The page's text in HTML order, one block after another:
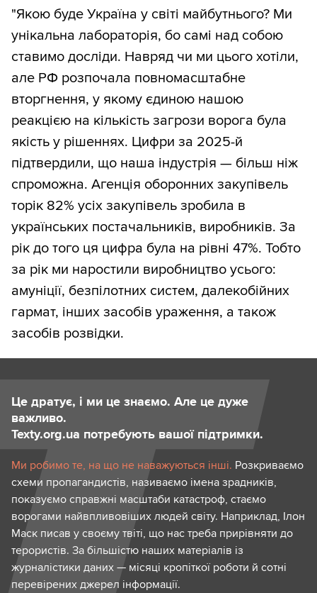
"Якою буде Україна у світі майбутнього? Ми
унікальна лабораторія, бо самі над собою
ставимо досліди. Навряд чи ми цього хотіли,
але РФ розпочала повномасштабне
вторгнення, у якому єдиною нашою
реакцією на кількість загрози ворога була
якість у рішеннях. Цифри за 2025-й
підтвердили, що наша індустрія — більш ніж
спроможна. Агенція оборонних закупівель
торік 82% усіх закупівель зробила в
українських постачальників, виробників. За
рік до того ця цифра була на рівні 47%. Тобто
за рік ми наростили виробництво усього:
амуніції, безпілотних систем, далекобійних
гармат, інших засобів ураження, а також
засобів розвідки.
Це дратує, і ми це знаємо. Але це дуже
важливо.
Texty.org.ua потребують вашої підтримки.
Ми робимо те, на що не наважуються інші. Розкриваємо
схеми пропагандистів, називаємо імена зрадників,
показуємо справжні масштаби катастроф, стаємо
ворогами найвпливовіших людей світу. Наприклад, Ілон
Маск писав у своєму твіті, що нас треба прирівняти до
терористів. За більшістю наших матеріалів із
журналістики даних — місяці кропіткої роботи й сотні
перевірених джерел інформації.